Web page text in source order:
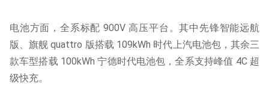
电池方面，全系标配 900V 高压平台。其中先锋智能远航
版、旗舰 quattro 版搭载 109kWh 时代上汽电池包，其余三
款车型搭载 100kWh 宁德时代电池包，全系支持峰值 4C 超
级快充。